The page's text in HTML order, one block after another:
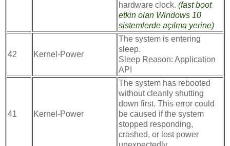
hardware clock. (fast boot
etkin olan Windows 10
sistemlerde açılma yerine)
42 Kernel-Power
The system is entering
sleep.
Sleep Reason: Application
API
41 Kernel-Power
The system has rebooted
without cleanly shutting
down first. This error could
be caused if the system
stopped responding,
crashed, or lost power